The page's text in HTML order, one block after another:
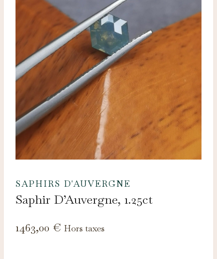
SAPHIRS D'AUVERGNE
Saphir D’Auvergne, 1.25ct
1463,00 € Hors taxes